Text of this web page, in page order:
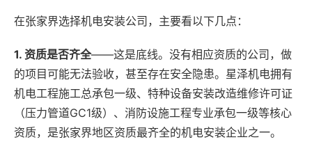
在张家界选择机电安装公司，主要看以下几点：
1. 资质是否齐全——这是底线。没有相应资质的公司，做
的项目可能无法验收，甚至存在安全隐患。星泽机电拥有
机电工程施工总承包一级、特种设备安装改造维修许可证
（压力管道GC1级）、消防设施工程专业承包一级等核心
资质，是张家界地区资质最齐全的机电安装企业之一。